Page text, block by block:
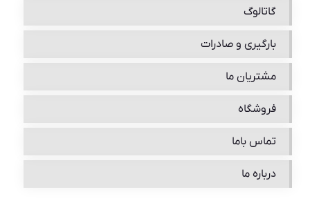
گاتالوگ
بارگیری و صادرات
مشتریان ما
فروشگاه
تماس باما
درباره ما